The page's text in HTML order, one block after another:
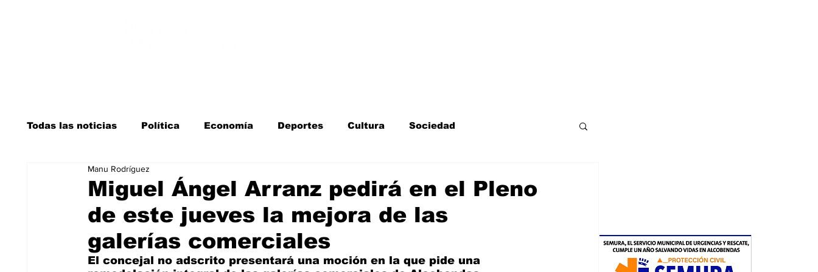
Todas las noticias Política Economía Deportes Cultura Sociedad
Salud y bienestar
La verdad detrás de la guerra Kit Digital Sucesos Fiestas Mayores
Miguel Ángel Arranz pedirá en el Pleno
de este jueves la mejora de las
galerías comerciales
Manu Rodríguez
El concejal no adscrito presentará una moción en la que pide una